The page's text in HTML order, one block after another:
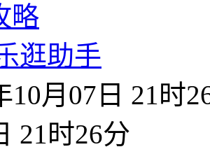
略
逛助手
10月07日 21时
21时26分